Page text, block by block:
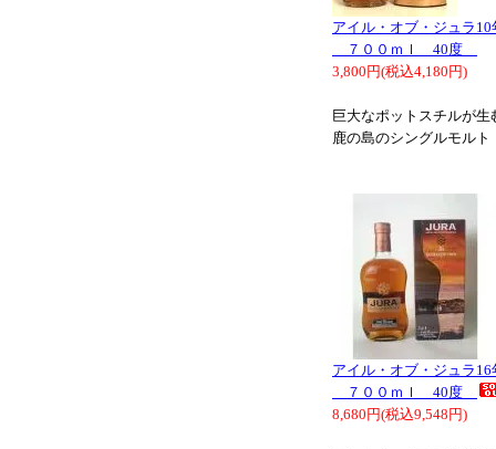
アイル・オブ・ジュラ10
７００ｍｌ 40度
3,800円(税込4,180円)
巨大なポットスチルが生
鹿の島のシングルモルト
アイル・オブ・ジュラ16
７００ｍｌ 40度
8,680円(税込9,548円)